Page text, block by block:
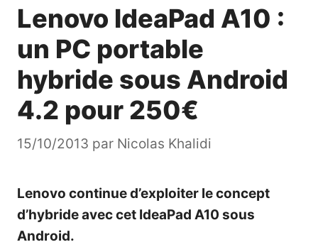
Lenovo IdeaPad A10 :
un PC portable
hybride sous Android
4.2 pour 250€
15/10/2013 par Nicolas Khalidi
Lenovo continue d’exploiter le concept
d’hybride avec cet IdeaPad A10 sous
Android.